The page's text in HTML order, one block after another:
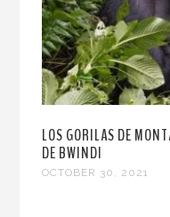
LOS GORILAS DE
DE BWINDI
OCTOBER 30, 2021